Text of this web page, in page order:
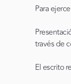
Para
través de
El escrito